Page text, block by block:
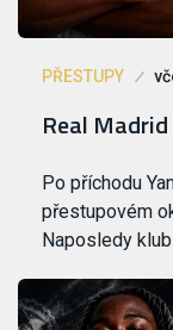
PŘESTUPY
Real
Po příchodu
přestupovém
Naposledy